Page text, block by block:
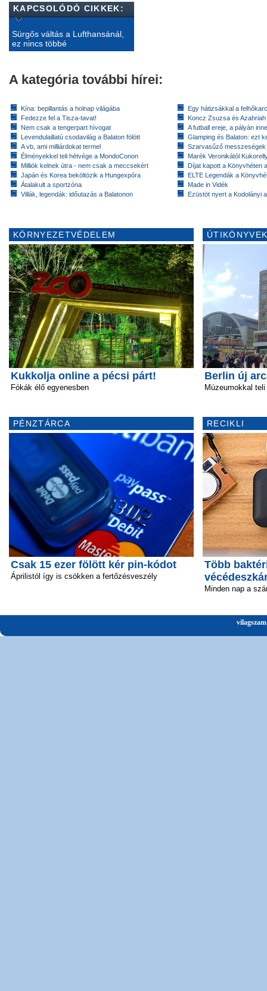
KAPCSOLÓDÓ CIKKEK:
Sürgős váltás a Lufthansánál,
ez nincs többé
A kategória további hírei:
Kína: bepillantás a holnap világába
Fedezze fel a Tisza-tavat!
Nem csak a tengerpart hívogat
Levendulaillatú csodavilág a Balaton fölött
A vb, ami milliárdokat termel
Élményekkel teli hétvége a MondoConon
Milliók kelnek útra - nem csak a meccsekért
Japán és Korea beköltözik a Hungexpóra
Átalakult a sportzóna
Villák, legendák: időutazás a Balatonon
Egy hátizsákkal a
Koncz Zsuzsa és
A futball ereje, a pályán
Glamping és Balaton: ezt
Szarvasűző messzeségek
Marék Veronikától
Díjat kapott a Könyvhéten
ELTE Legendák a
Made in Vidék
Ezüstöt nyert a Kodolányi
KÖRNYEZETVÉDELEM
Kukkolja online a pécsi párt!
Fókák élő egyenesben
PÉNZTÁRCA
Csak 15 ezer fölött kér pin-kódot
Áprilistól így is csökken a fertőzésveszély
Berlin új
Múzeumokkal
RECIKLI
Több
Minden nap a